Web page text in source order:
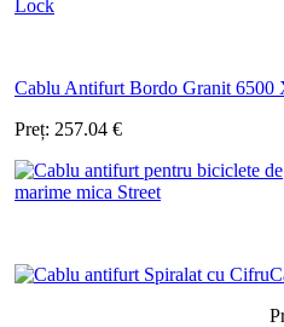
Cablu Antifurt Bordo Granit 6500
Preț: 257.04 €